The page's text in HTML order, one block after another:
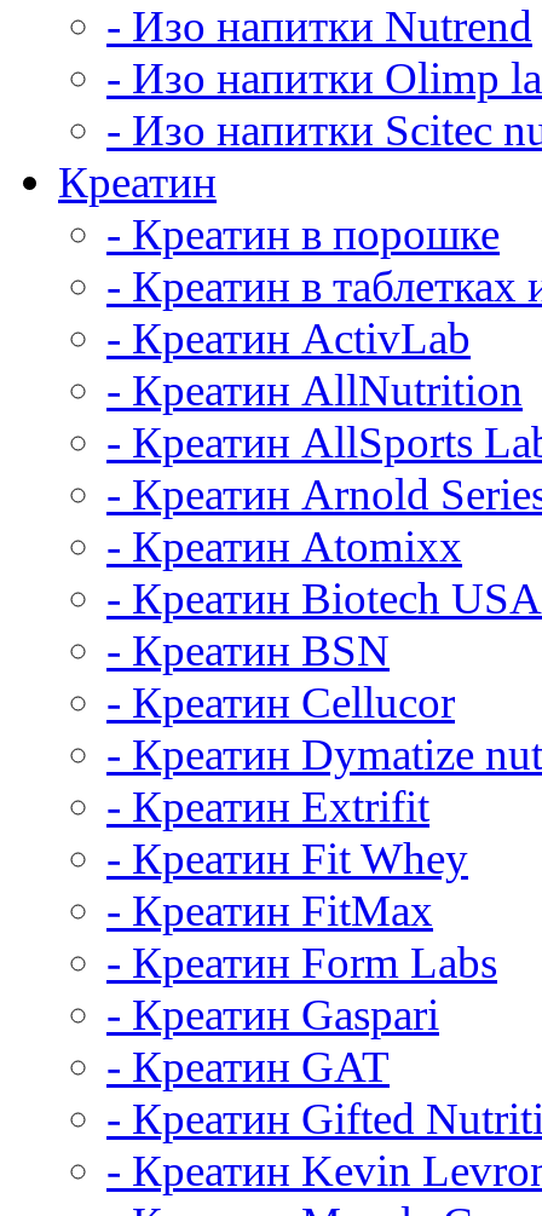
- Изо напитки Nutrend
- Изо напитки Olimp
- Изо напитки Scitec
Креатин
- Креатин в порошке
- Креатин в таблетках
- Креатин ActivLab
- Креатин AllNutrition
- Креатин AllSports
- Креатин Arnold
- Креатин Atomixx
- Креатин Biotech USA
- Креатин BSN
- Креатин Cellucor
- Креатин Dymatize
- Креатин Extrifit
- Креатин Fit Whey
- Креатин FitMax
- Креатин Form Labs
- Креатин Gaspari
- Креатин GAT
- Креатин Gifted
- Креатин Kevin